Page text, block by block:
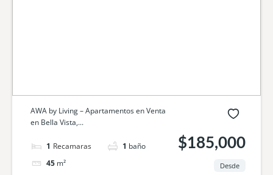
AWA by Living – Apartamentos en Venta
en Bella Vista,...
1 cama 1 baño
45 m²
$185,000
Desde